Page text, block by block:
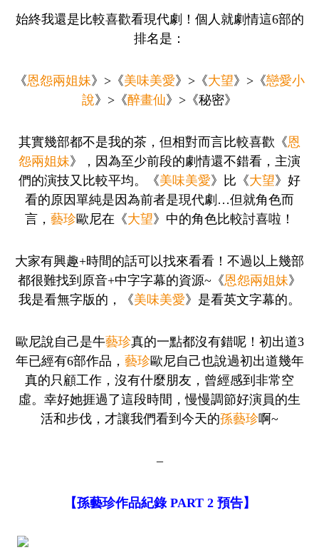
始終我還是比較喜歡看現代劇！個人就劇情這6部的
排名是：
《恩怨兩姐妹》>《美味美愛》>《大望》>《戀愛小
說》>《醉畫仙》>《秘密》
其實幾部都不是我的茶，但相對而言比較喜歡《恩
怨兩姐妹》，因為至少前段的劇情還不錯看，主演
們的演技又比較平均。《美味美愛》比《大望》好
看的原因單純是因為前者是現代劇…但就角色而
言， 藝珍歐尼在《大望》中的角色比較討喜啦！
大家有興趣+時間的話可以找來看看！不過以上幾部
都很難找到原音+中字字幕的資源~《恩怨兩姐妹》
我是看無字版的，《美味美愛》是看英文字幕的。
歐尼說自己是牛藝珍真的一點都沒有錯呢！初出道3
年已經有6部作品， 藝珍歐尼自己也說過初出道幾年
真的只顧工作，沒有什麼朋友，曾經感到非常空
虛。幸好她捱過了這段時間，慢慢調節好演員的生
活和步伐，才讓我們看到今天的孫藝珍啊~
–
【孫藝珍作品紀錄 PART 2 預告】